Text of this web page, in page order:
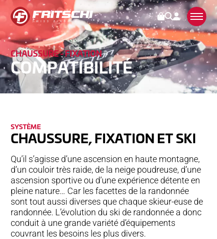
FIXATIONS
SERVICES
FAQ
ENTRETIEN & MAINTENANCE
GARANTIE & RÉPARATION
REVENDEURS
DOWNLOADS
CHAUS­SU­RE - FIX­ATION
COM­PATI­BILI­TÉ
SYS­TÈME
CHAUS­SU­RE, FIX­ATION ET SKI
Qu’il s’agisse d’une ascension en haute montagne,
d’un couloir très raide, de la neige poudreuse, d’une
ascension sportive ou d’une expérience détente en
pleine nature… Car les facettes de la randonnée
sont tout aussi diverses que chaque skieur-euse de
randonnée. L’évolution du ski de randonnée a donc
conduit à une grande variété d’équipements
couvrant les besoins les plus divers.